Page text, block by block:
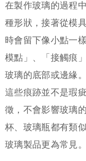
在製作玻璃的過程
種形狀，接著從模
時會留下像小點一
模點」、「接觸痕
玻璃的底部或邊緣。
這些痕跡並不是瑕
徵，不會影響玻璃
杯、玻璃瓶都有類
玻璃製品更為常見。